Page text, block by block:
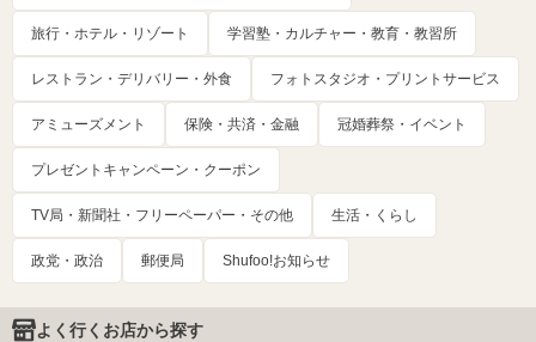
旅行・ホテル・リゾート 学習塾・カルチャー・教育・教習所
レストラン・デリバリー・外食 フォトスタジオ・プリントサービス
アミューズメント 保険・共済・金融 冠婚葬祭・イベント
プレゼントキャンペーン・クーポン
TV局・新聞社・フリーペーパー・その他 生活・くらし
政党・政治 郵便局 Shufoo!お知らせ
よく行くお店から探す